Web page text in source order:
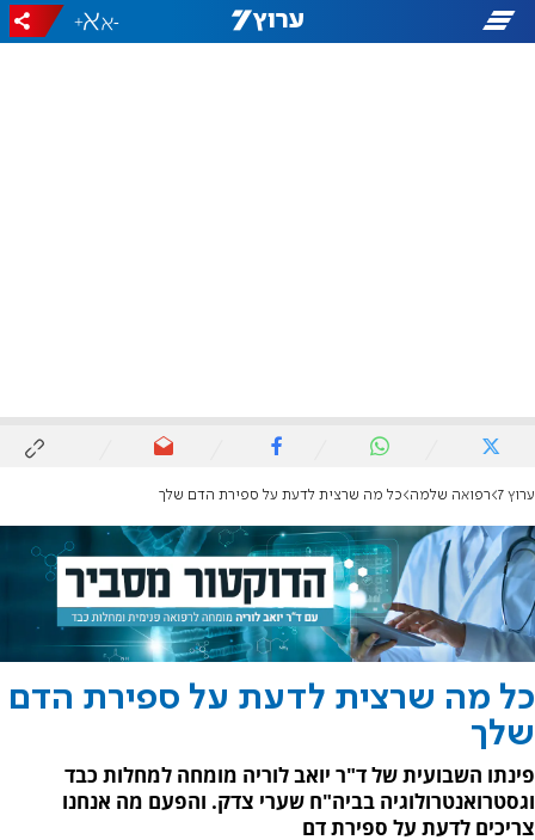
-
+
ערוץ 7 רפואה שלמה כל מה שרצית לדעת על ספירת הדם שלך
כל מה שרצית לדעת על ספירת הדם
שלך
פינתו השבועית של ד"ר יואב לוריה מומחה למחלות כבד
וגסטרואנטרולוגיה בביה"ח שערי צדק. והפעם מה אנחנו
צריכים לדעת על ספירת דם